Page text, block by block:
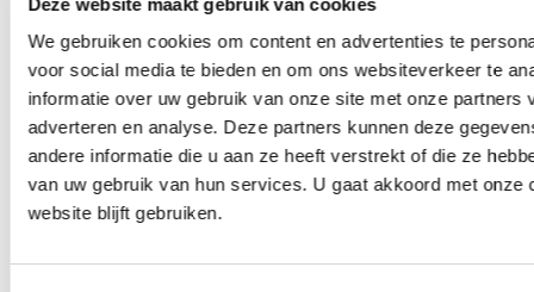
We gebruiken cookies om content en advertenties te
voor social media te bieden en om ons websiteverkeer te
informatie over uw gebruik van onze site met onze partners
adverteren en analyse. Deze partners kunnen deze
andere informatie die u aan ze heeft verstrekt of die ze
van uw gebruik van hun services. U gaat akkoord met onze
website blijft gebruiken.
Jardin Marin Cadeau Kit
Log in of registreer om de prijzen te kunnen zien
Vagues Duo
Log in of registreer om de prijzen te kunnen zien